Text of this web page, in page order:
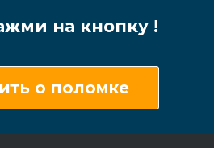
на кнопку !
о поломке